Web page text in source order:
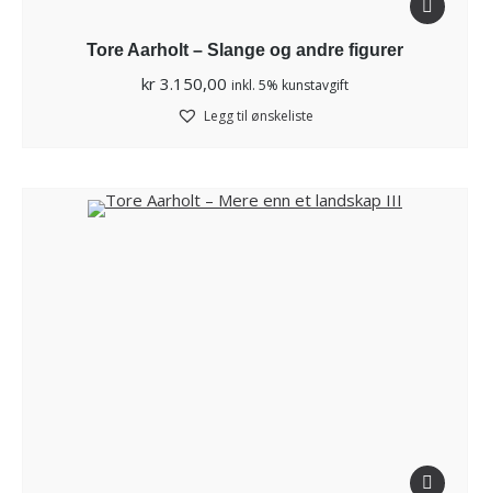
Tore Aarholt – Slange og andre figurer
kr 3.150,00 inkl. 5% kunstavgift
Legg til ønskeliste